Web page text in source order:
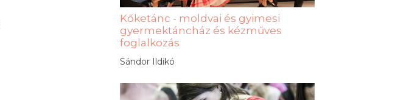
Kőketánc - moldvai és gyimesi
gyermektáncház és kézműves
foglalkozás
Sándor Ildikó